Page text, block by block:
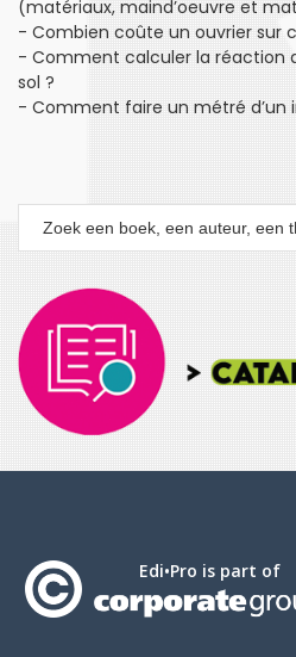
(matériaux, maind’oeuvre et
- Combien coûte un ouvrier sur
- Comment calculer la réaction
sol ?
- Comment faire un métré d’un
Edi•Pro is part of